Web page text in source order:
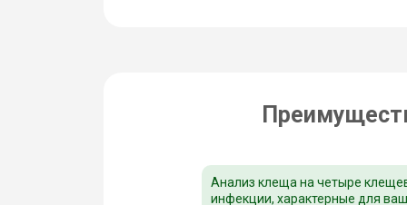
Анализ клеща на четыре
инфекции, характерные для